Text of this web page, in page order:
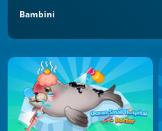
Bambini